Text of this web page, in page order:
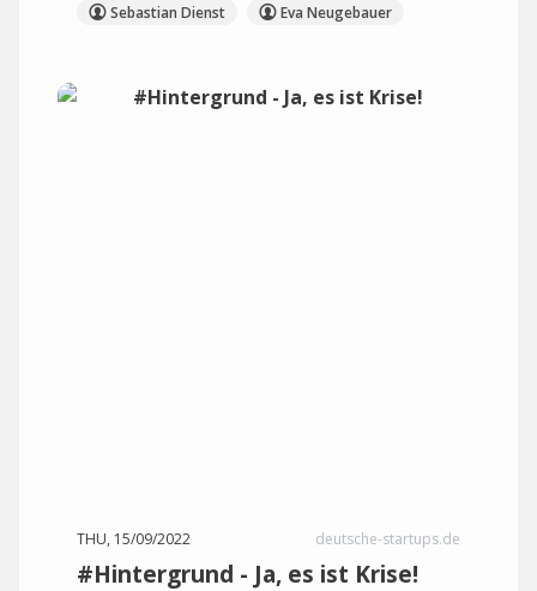
Sebastian Dienst
Eva Neugebauer
THU, 15/09/2022 deutsche-startups.de
#Hintergrund - Ja, es ist Krise!